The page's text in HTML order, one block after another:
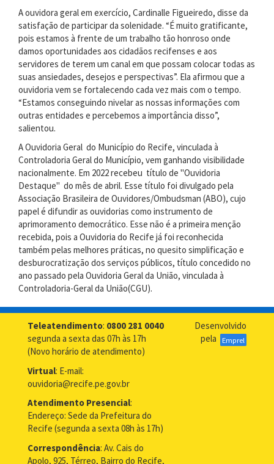
A ouvidora geral em exercício, Cardinalle Figueiredo, disse da
satisfação de participar da solenidade. “É muito gratificante,
pois estamos à frente de um trabalho tão honroso onde
damos oportunidades aos cidadãos recifenses e aos
servidores de terem um canal em que possam colocar todas as
suas ansiedades, desejos e perspectivas”. Ela afirmou que a
ouvidoria vem se fortalecendo cada vez mais com o tempo.
“Estamos conseguindo nivelar as nossas informações com
outras entidades e percebemos a importância disso”,
salientou.
A Ouvidoria Geral do Município do Recife, vinculada à
Controladoria Geral do Município, vem ganhando visibilidade
nacionalmente. Em 2022 recebeu título de "Ouvidoria
Destaque" do mês de abril. Esse título foi divulgado pela
Associação Brasileira de Ouvidores/Ombudsman (ABO), cujo
papel é difundir as ouvidorias como instrumento de
aprimoramento democrático. Esse não é a primeira menção
recebida, pois a Ouvidoria do Recife já foi reconhecida
também pelas melhores práticas, no quesito simplificação e
desburocratização dos serviços públicos, título concedido no
ano passado pela Ouvidoria Geral da União, vinculada à
Controladoria-Geral da União(CGU).
Teleatendimento: 0800 281 0040
segunda a sexta das 07h às 17h
(Novo horário de atendimento)
Virtual: E-mail:
ouvidoria@recife.pe.gov.br
Atendimento Presencial:
Endereço: Sede da Prefeitura do
Recife (segunda a sexta 08h às 17h)
Correspondência: Av. Cais do
Apolo, 925, Térreo, Bairro do Recife,
Desenvolvido
pela
Emprel